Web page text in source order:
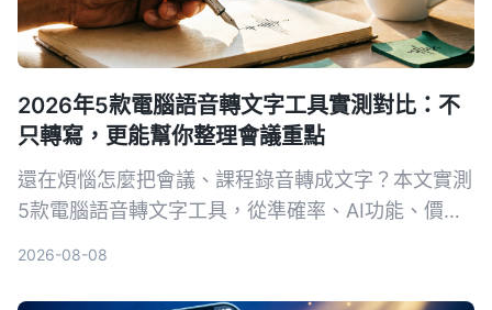
2026年5款電腦語音轉文字工具實測對比：不
只轉寫，更能幫你整理會議重點
還在煩惱怎麼把會議、課程錄音轉成文字？本文實測
5款電腦語音轉文字工具，從準確率、AI功能、價格
2026-08-08